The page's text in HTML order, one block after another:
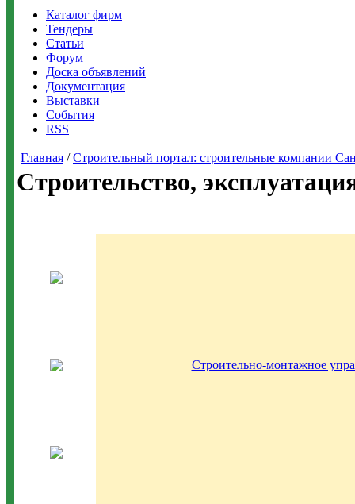
Каталог фирм
Тендеры
Статьи
Форум
Доска объявлений
Документация
Выставки
События
RSS
Главная /Строительный портал: строительные компании
Строительство,
Строительно-монтажное